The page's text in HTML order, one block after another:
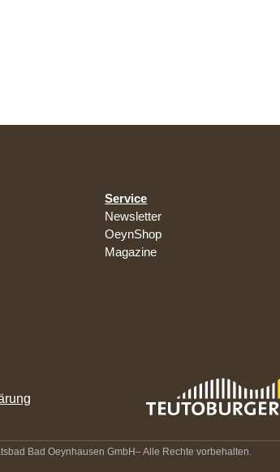
Service
Newsletter
OeynShop
Magazine
Bad Oeynhausen GmbH– Alle Rechte vorbehalten.